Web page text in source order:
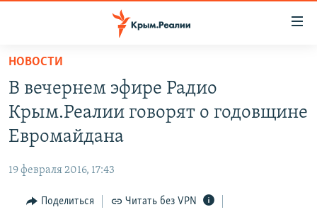
Вернуться
основному
содержанию
Вернутся
главной
навигации
Вернутся
СПЕЦПРОЕКТЫ
11 ЛЕТ ОККУПАЦИИ КРЫМА. 11 ИСТОРИЙ СОПРОТИВЛЕНИЯ
ВОДА
ЕЩЕ
ИНТЕРАКТИВ
РАДІО СВОБОДА
НОВОСТИ
В вечернем эфире Радио
Крым.Реалии говорят о годовщине
Евромайдана
19 февраля 2016, 17:43
Поделиться Читать без VPN